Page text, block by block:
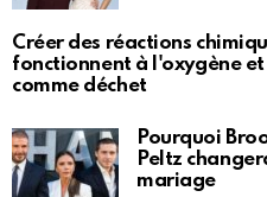
Créer des réactions
fonctionnent à l'oxygène
comme déchet
Pourquoi
Peltz
mariage